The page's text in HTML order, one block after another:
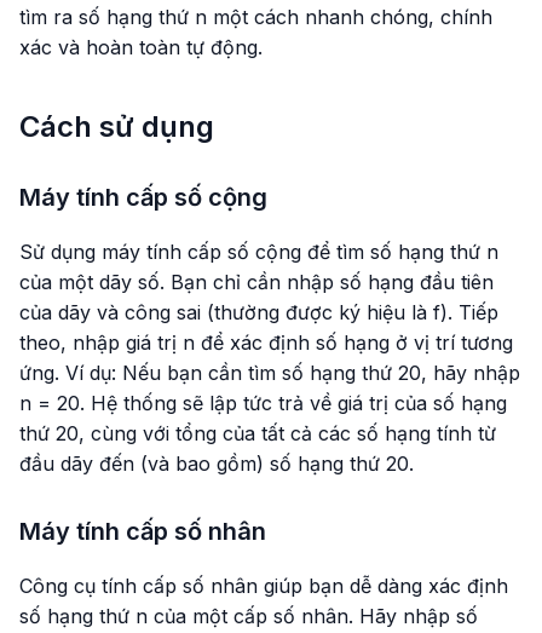
tìm ra số hạng thứ n một cách nhanh chóng, chính
xác và hoàn toàn tự động.
Cách sử dụng
Máy tính cấp số cộng
Sử dụng máy tính cấp số cộng để tìm số hạng thứ n
của một dãy số. Bạn chỉ cần nhập số hạng đầu tiên
của dãy và công sai (thường được ký hiệu là f). Tiếp
theo, nhập giá trị n để xác định số hạng ở vị trí tương
ứng. Ví dụ: Nếu bạn cần tìm số hạng thứ 20, hãy nhập
n = 20. Hệ thống sẽ lập tức trả về giá trị của số hạng
thứ 20, cùng với tổng của tất cả các số hạng tính từ
đầu dãy đến (và bao gồm) số hạng thứ 20.
Máy tính cấp số nhân
Công cụ tính cấp số nhân giúp bạn dễ dàng xác định
số hạng thứ n của một cấp số nhân. Hãy nhập số